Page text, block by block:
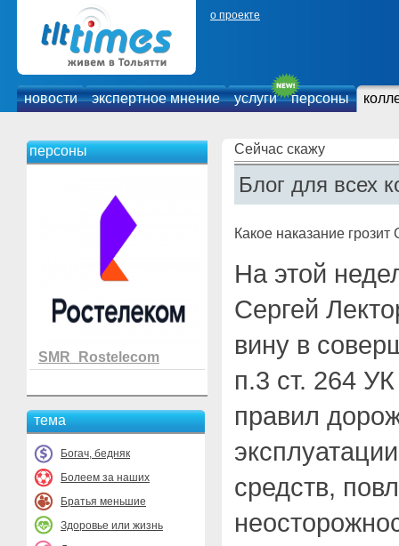
о проекте
новости экспертное мнение услуги персоны
персоны
SMR_Rostelecom
тема
Богач, бедняк
Болеем за наших
Братья меньшие
Здоровье или жизнь
Сейчас скажу
Блог для всех
Какое наказание
На этой
Сергей
вину в
п.3 ст. 264
правил
средств,